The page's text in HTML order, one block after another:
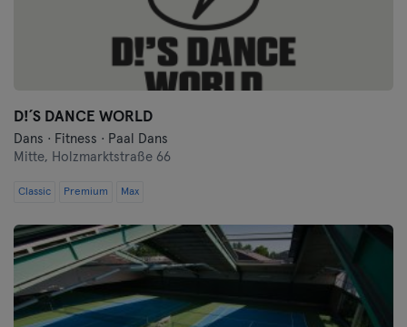
D!´S DANCE WORLD
Dans · Fitness · Paal Dans
Mitte, Holzmarktstraße 66
Classic Premium Max